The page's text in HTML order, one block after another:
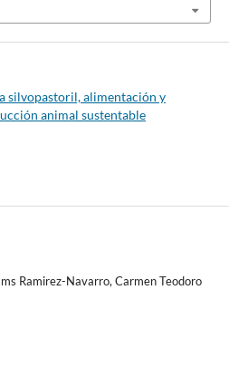
silvopastoril, alimentación y
animal sustentable
Ramirez-Navarro, Carmen Teodoro